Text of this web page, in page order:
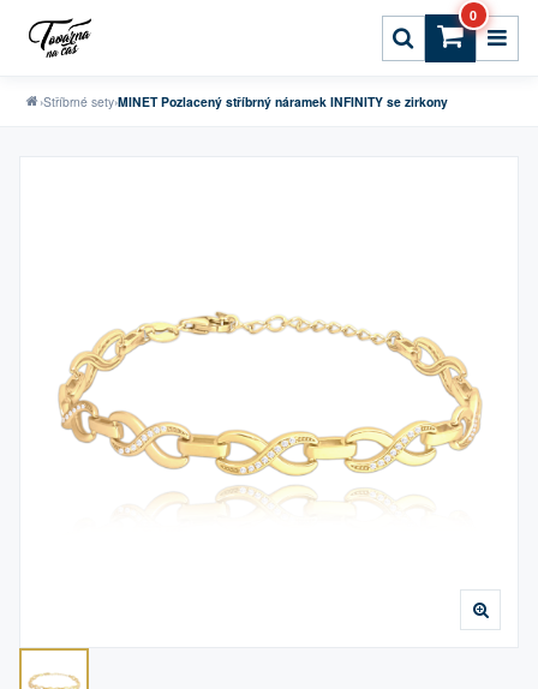
0
›Stříbrné sety›MINET Pozlacený stříbrný náramek INFINITY se zirkony